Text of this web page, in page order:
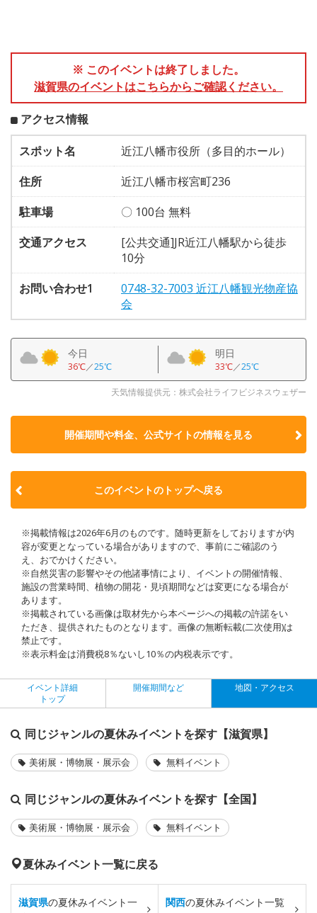
※ このイベントは終了しました。
滋賀県のイベントはこちらからご確認ください。
アクセス情報
スポット名
近江八幡市役所（多目的ホール）
住所
近江八幡市桜宮町236
駐車場
〇 100台 無料
交通アクセス
[公共交通]JR近江八幡駅から徒歩
10分
お問い合わせ1
0748-32-7003 近江八幡観光物産協
会
今日
36℃／25℃
明日
33℃／25℃
天気情報提供元：株式会社ライフビジネスウェザー
開催期間や料金、公式サイトの情報を見る
このイベントのトップへ戻る
※掲載情報は2026年6月のものです。随時更新をしておりますが内
容が変更となっている場合がありますので、事前にご確認のう
え、おでかけください。
※自然災害の影響やその他諸事情により、イベントの開催情報、
施設の営業時間、植物の開花・見頃期間などは変更になる場合が
あります。
※掲載されている画像は取材先から本ページへの掲載の許諾をい
ただき、提供されたものとなります。画像の無断転載(二次使用)は
禁止です。
※表示料金は消費税8％ないし10％の内税表示です。
イベント詳細
トップ
開催期間など 地図・アクセス
同じジャンルの夏休みイベントを探す【滋賀県】
美術展・博物展・展示会 無料イベント
同じジャンルの夏休みイベントを探す【全国】
美術展・博物展・展示会 無料イベント
夏休みイベント一覧に戻る
滋賀県の夏休みイベント一
関西の夏休みイベント一覧